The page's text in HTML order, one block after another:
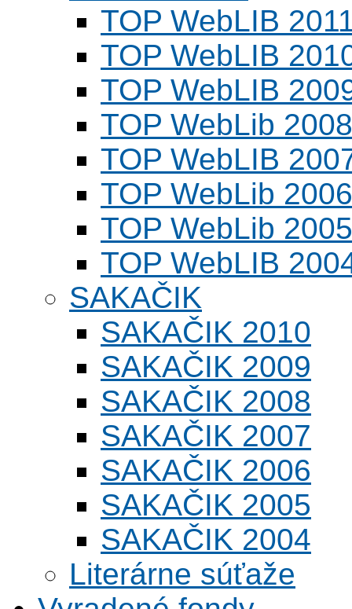
TOP WebLIB
TOP WebLIB
TOP WebLIB
TOP WebLib 2008
TOP WebLIB
TOP WebLib 2006
TOP WebLib 2005
TOP WebLIB
SAKAČIK
SAKAČIK 2010
SAKAČIK 2009
SAKAČIK 2008
SAKAČIK 2007
SAKAČIK 2006
SAKAČIK 2005
SAKAČIK 2004
Literárne súťaže